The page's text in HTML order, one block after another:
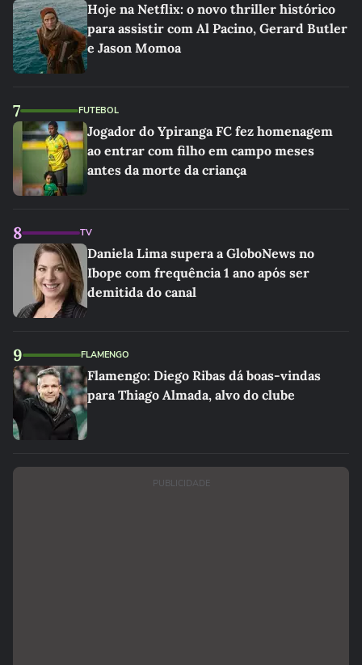
Hoje na Netflix: o novo thriller histórico
para assistir com Al Pacino, Gerard Butler
e Jason Momoa
7 FUTEBOL
Jogador do Ypiranga FC fez homenagem
ao entrar com filho em campo meses
antes da morte da criança
8 TV
Daniela Lima supera a GloboNews no
Ibope com frequência 1 ano após ser
demitida do canal
9 FLAMENGO
Flamengo: Diego Ribas dá boas-vindas
para Thiago Almada, alvo do clube
PUBLICIDADE